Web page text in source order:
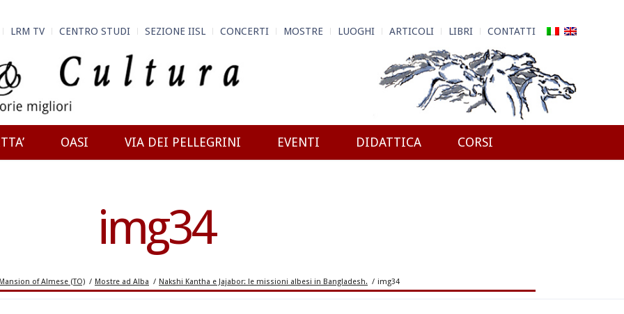
LRM TV CENTRO STUDI SEZIONE IISL CONCERTI MOSTRE LUOGHI ARTICOLI LIBRI CONTATTI
OASI VIA DEI PELLEGRINI EVENTI DIDATTICA CORSI
img34
of Almese (TO) / Mostre ad Alba / Nakshi Kantha e Jajabor: le missioni albesi in Bangladesh. / img34